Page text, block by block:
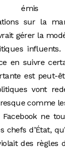
émis
sur la
gérer la
influents.
en suivre
est peut-
vont
comme
Facebook ne
chefs d’État,
des règles